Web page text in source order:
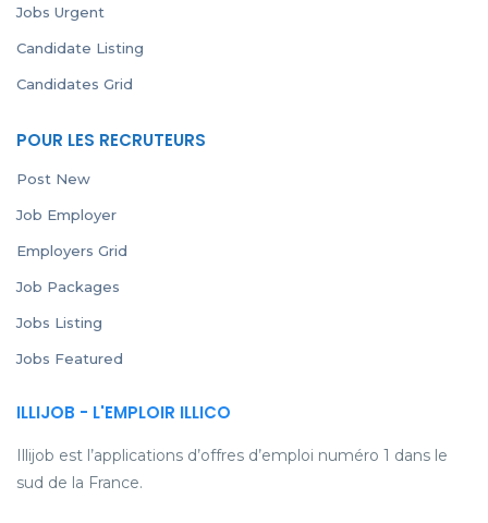
Jobs Urgent
Candidate Listing
Candidates Grid
POUR LES RECRUTEURS
Post New
Job Employer
Employers Grid
Job Packages
Jobs Listing
Jobs Featured
ILLIJOB - L'EMPLOIR ILLICO
Illijob est l’applications d’offres d’emploi numéro 1 dans le
sud de la France.